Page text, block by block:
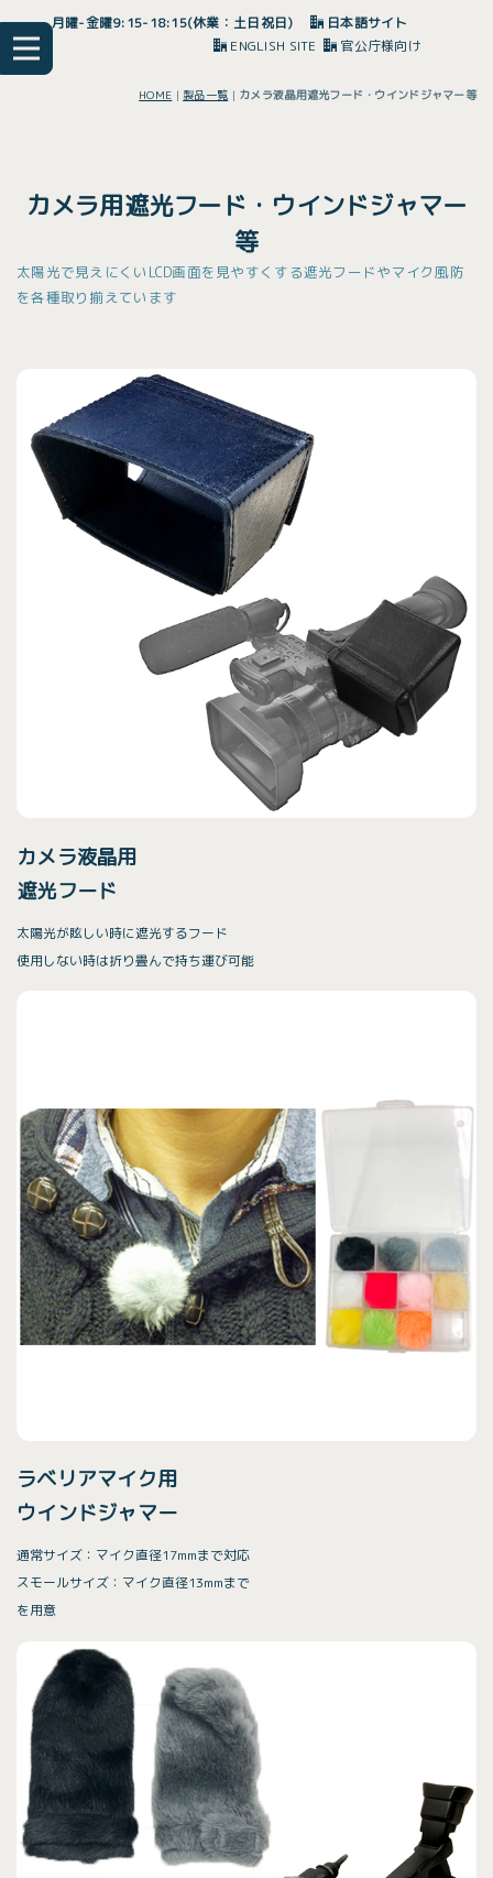
月曜-金曜9:15-18:15(休業：土日祝日)
日本語サイト
ENGLISH SITE
官公庁様向け
HOME |製品一覧 | カメラ液晶用遮光フード・ウインドジャマー等
カメラ用遮光フード・ウインドジャマー
等
太陽光で見えにくいLCD画面を見やすくする遮光フードやマイク風防
を各種取り揃えています
カメラ液晶用
遮光フード
太陽光が眩しい時に遮光するフード
使用しない時は折り畳んで持ち運び可能
ラベリアマイク用
ウインドジャマー
通常サイズ：マイク直径17mmまで対応
スモールサイズ：マイク直径13mmまで
を用意